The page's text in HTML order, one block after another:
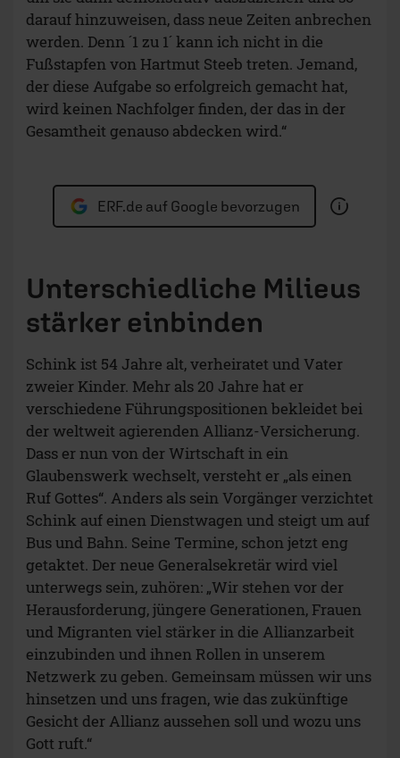
darauf hinzuweisen, dass neue Zeiten anbrechen
werden. Denn ´1 zu 1´ kann ich nicht in die
Fußstapfen von Hartmut Steeb treten. Jemand,
der diese Aufgabe so erfolgreich gemacht hat,
wird keinen Nachfolger finden, der das in der
Gesamtheit genauso abdecken wird.“
ERF.de auf Google bevorzugen
Unterschiedliche Milieus
stärker einbinden
Schink ist 54 Jahre alt, verheiratet und Vater
zweier Kinder. Mehr als 20 Jahre hat er
verschiedene Führungspositionen bekleidet bei
der weltweit agierenden Allianz-Versicherung.
Dass er nun von der Wirtschaft in ein
Glaubenswerk wechselt, versteht er „als einen
Ruf Gottes“. Anders als sein Vorgänger verzichtet
Schink auf einen Dienstwagen und steigt um auf
Bus und Bahn. Seine Termine, schon jetzt eng
getaktet. Der neue Generalsekretär wird viel
unterwegs sein, zuhören: „Wir stehen vor der
Herausforderung, jüngere Generationen, Frauen
und Migranten viel stärker in die Allianzarbeit
einzubinden und ihnen Rollen in unserem
Netzwerk zu geben. Gemeinsam müssen wir uns
hinsetzen und uns fragen, wie das zukünftige
Gesicht der Allianz aussehen soll und wozu uns
Gott ruft.“